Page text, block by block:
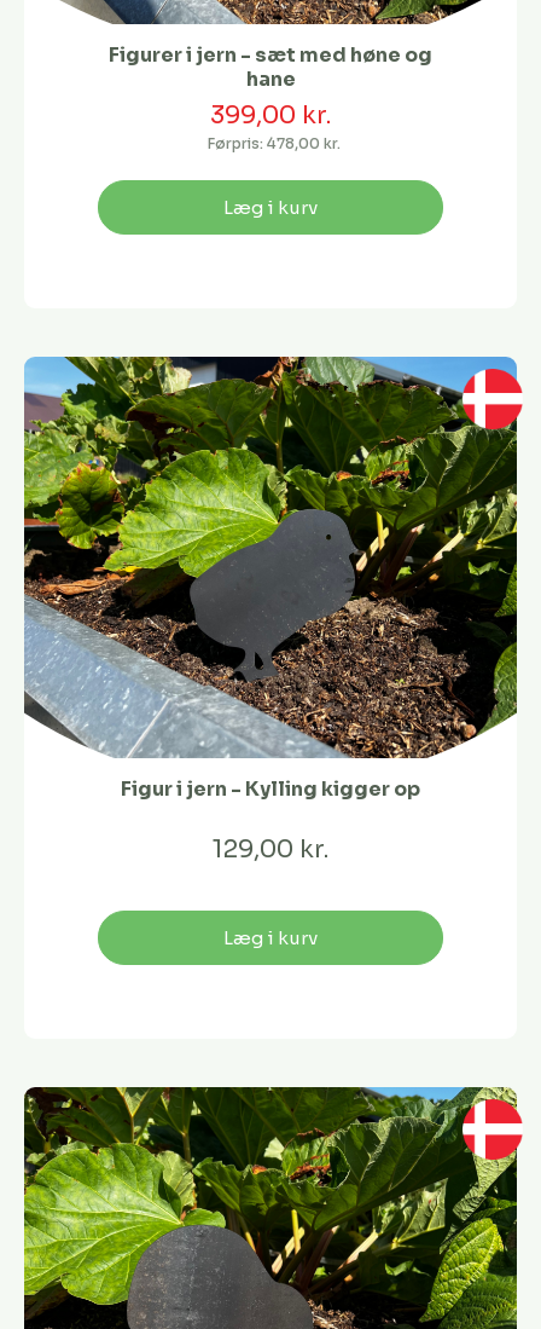
Figurer i jern - sæt med høne og
hane
399,00 kr.
Førpris: 478,00 kr.
Læg i kurv
Figur i jern - Kylling kigger op
129,00 kr.
Læg i kurv